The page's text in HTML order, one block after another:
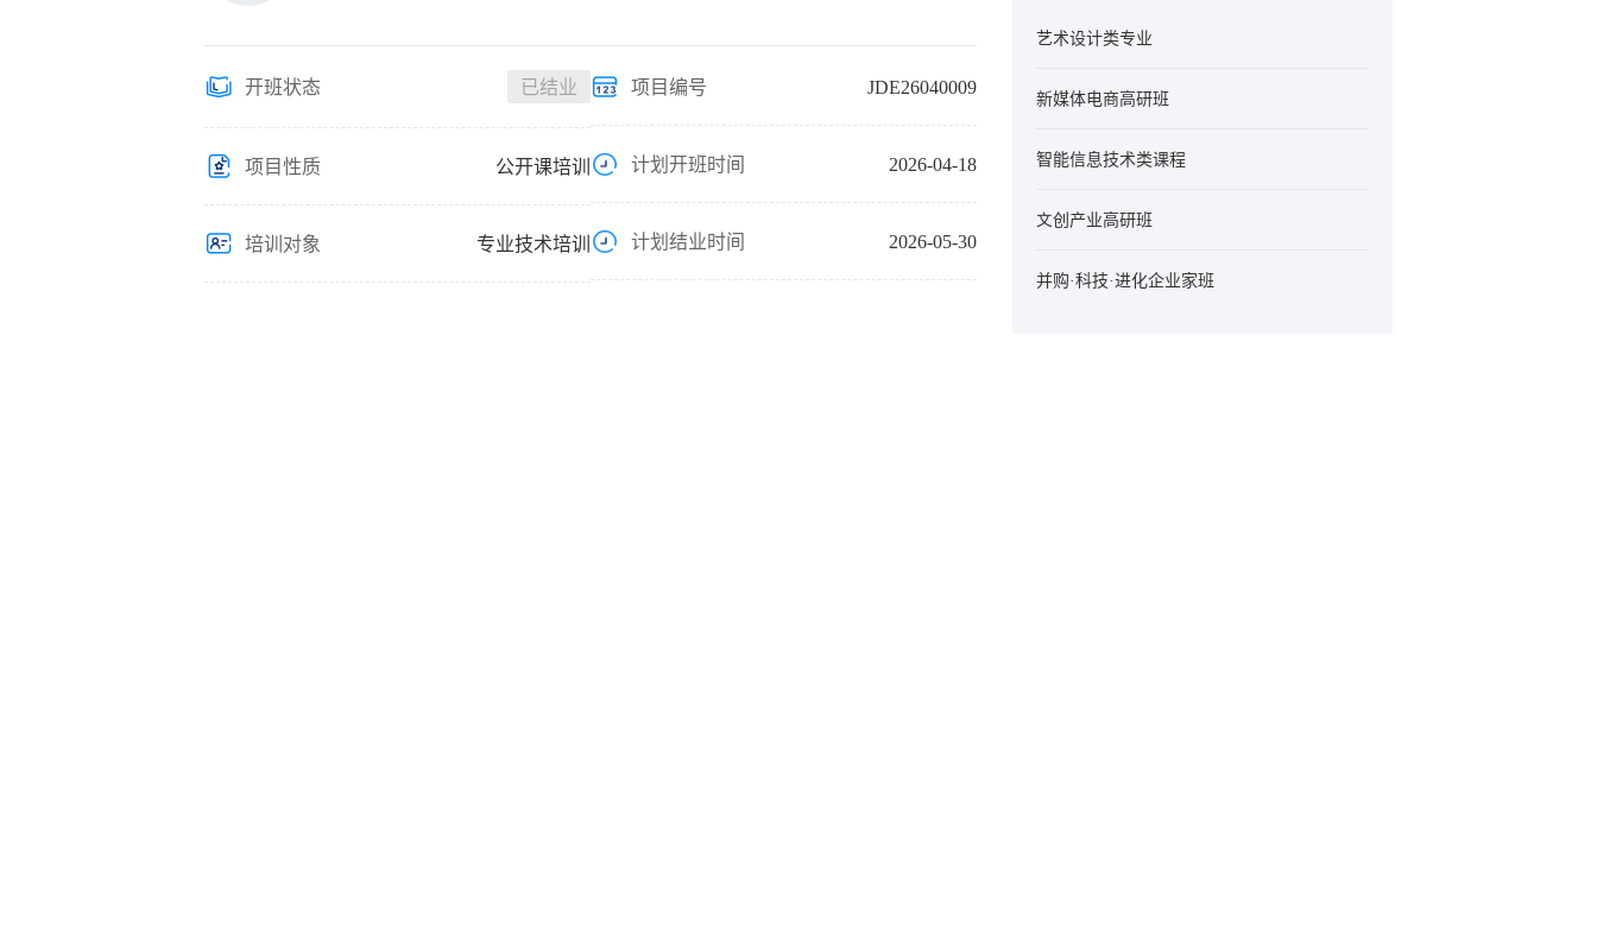
开班状态 已结业
项目性质 公开课培训
培训对象 专业技术培训
项目编号 JDE26040009
计划开班时间 2026-04-18
计划结业时间 2026-05-30
艺术设计类专业
新媒体电商高研班
智能信息技术类课程
文创产业高研班
并购·科技·进化企业家班